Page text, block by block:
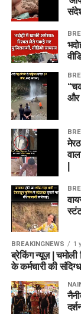
और
BREAKINGNEWS 1
ब्रेकिंग न्यूज़ | चमोली
के कर्मचारी की